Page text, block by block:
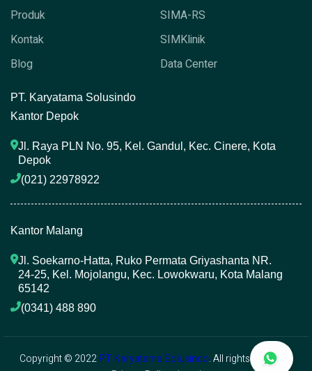
Produk
Kontak
Blog
SIMA-RS
SIMKlinik
Data Center
PT. Karyatama Solusindo
Kantor Depok
Jl. Raya PLN No. 95, Kel. Gandul, Kec. Cinere, Kota
Depok
(021) 22978922
Kantor Malang
Jl. Soekarno-Hatta, Ruko Permata Griyashanta NR.
24-25, Kel. Mojolangu, Kec. Lowokwaru, Kota Malang
65142
(0341) 488 890
Copyright © 2022PT. Karyatama Solusindo. All rights reserved.